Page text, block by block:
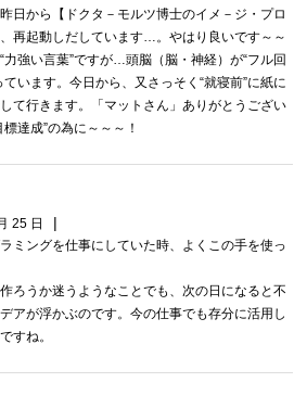
日から【ドクタ－モルツ博士のイメ－ジ・プロ
再起動しだしています…。やはり良いです～～
力強い言葉”ですが…頭脳（脳・神経）が“フル回
ています。今日から、又さっそく“就寝前”に紙に
て行きます。「マットさん」ありがとうござい
達成”の為に～～～！
25 日 |
ミングを仕事にしていた時、よくこの手を使っ
ろうか迷うようなことでも、次の日になると不
アが浮かぶのです。今の仕事でも存分に活用し
すね。